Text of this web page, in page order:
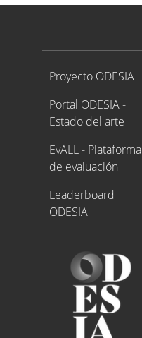
Proyecto ODESIA
Proyecto ODESIA
Portal ODESIA -
Estado del arte
EvALL - Plataforma
de evaluación
Leaderboard
ODESIA